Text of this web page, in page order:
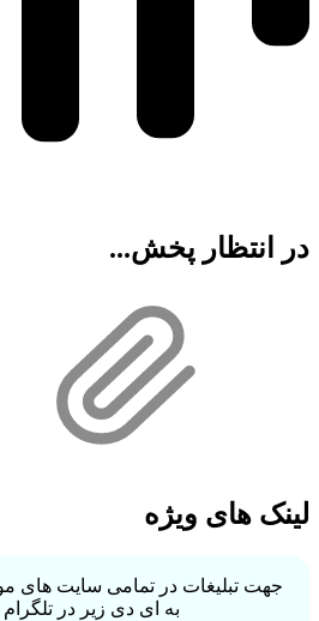
در انتظار پخش...
لینک های ویژه
جهت تبلیغات در تمامی سایت های
به ای دی زیر در تلگرام